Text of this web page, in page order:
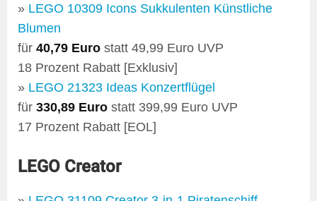
» LEGO 10309 Icons Sukkulenten Künstliche
Blumen
für 40,79 Euro statt 49,99 Euro UVP
18 Prozent Rabatt [Exklusiv]
» LEGO 21323 Ideas Konzertflügel
für 330,89 Euro statt 399,99 Euro UVP
17 Prozent Rabatt [EOL]
LEGO Creator